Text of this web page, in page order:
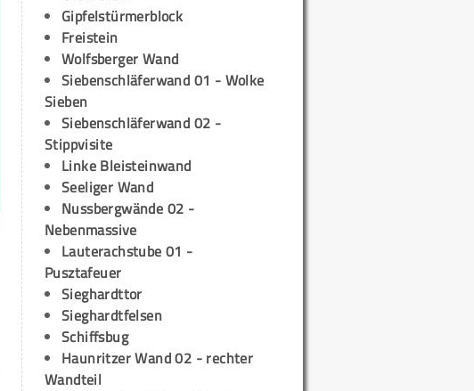
Gipfelstürmerblock
Freistein
Wolfsberger Wand
Siebenschläferwand 01 - Wolke
Sieben
Siebenschläferwand 02 -
Stippvisite
Linke Bleisteinwand
Seeliger Wand
Nussbergwände 02 -
Nebenmassive
Lauterachstube 01 -
Pusztafeuer
Sieghardttor
Sieghardtfelsen
Schiffsbug
Haunritzer Wand 02 - rechter
Wandteil